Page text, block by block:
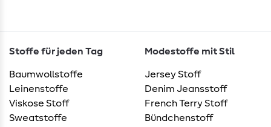
Stoffe für jeden Tag
Baumwollstoffe
Leinenstoffe
Viskose Stoff
Sweatstoffe
Modestoffe mit Stil
Jersey Stoff
Denim Jeansstoff
French Terry Stoff
Bündchenstoff